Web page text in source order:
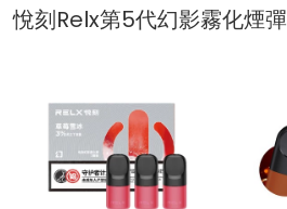
悅刻Relx第5代幻影霧化煙彈